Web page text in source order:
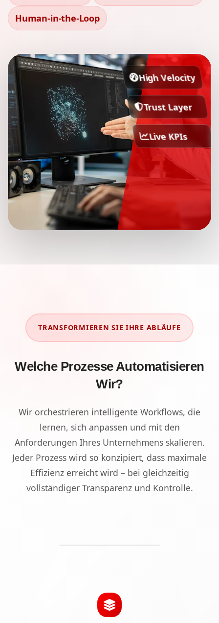
Human-in-the-Loop
High Velocity
Trust Layer
Live KPIs
TRANSFORMIEREN SIE IHRE ABLÄUFE
Welche Prozesse Automatisieren
Wir?
Wir orchestrieren intelligente Workflows, die
lernen, sich anpassen und mit den
Anforderungen Ihres Unternehmens skalieren.
Jeder Prozess wird so konzipiert, dass maximale
Effizienz erreicht wird – bei gleichzeitig
vollständiger Transparenz und Kontrolle.